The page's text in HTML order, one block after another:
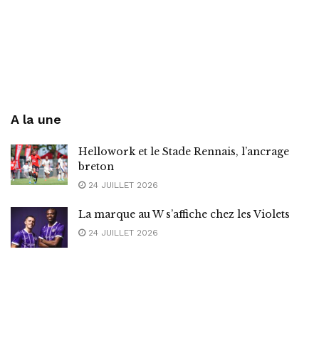
A la une
Hellowork et le Stade Rennais, l’ancrage
breton
24 JUILLET 2026
La marque au W s’affiche chez les Violets
24 JUILLET 2026